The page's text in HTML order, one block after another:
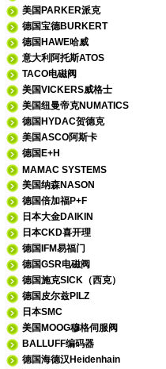
美国PARKER派克
德国宝德BURKERT
德国HAWE哈威
意大利阿托斯ATOS
TACO电磁阀
美国VICKERS威格士
美国纽曼帝克NUMATICS
德国HYDAC贺德克
美国ASCO阿斯卡
德国E+H
MAMAC SYSTEMS
美国纳森NASON
德国倍加福P+F
日本大金DAIKIN
日本CKD喜开理
德国IFM易福门
德国GSR电磁阀
德国施克SICK（西克）
德国皮尔兹PILZ
日本SMC
美国MOOG穆格伺服阀
BALLUFF编码器
德国海德汉Heidenhain